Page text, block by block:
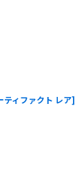
ティファクト レア]